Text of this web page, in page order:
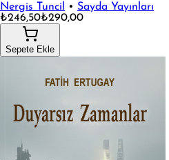
Nergis Tuncil • Sayda Yayınları
₺246,50₺290,00
Sepete Ekle